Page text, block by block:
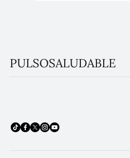
PULSOSALUDABLE